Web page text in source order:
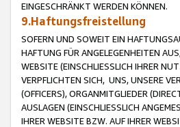
EINGESCHRÄNKT WERDEN KÖNNEN.
9.Haftungsfreistellung
SOFERN UND SOWEIT EIN
HAFTUNG FÜR ANGELEGENHEITEN
WEBSITE (EINSCHLIESSLICH IHRER
VERPFLICHTEN SICH, UNS, UNSERE
(OFFICERS), ORGANMITGLIEDER
AUSLAGEN (EINSCHLIESSLICH
IHRER WEBSITE BZW. AUF IHRER